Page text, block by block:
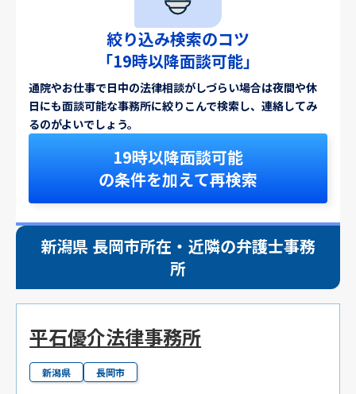
絞り込み検索のコツ
「19時以降面談可能」
通院やお仕事で日中の法律相談がしづらい場合は夜間や休
日にも面談可能な事務所に絞りこんで検索し、連絡してみ
るのがよいでしょう。
19時以降面談可能
の条件を加えて再検索
新潟県 長岡市所在・近隣の弁護士事務
所
平石優介法律事務所
新潟県 長岡市